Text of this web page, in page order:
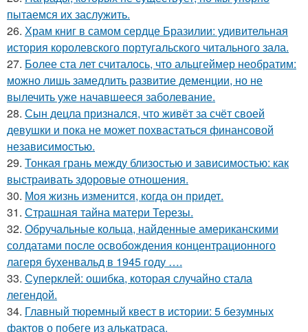
пытаемся их заслужить.
26. Храм книг в самом сердце Бразилии: удивительная
история королевского португальского читального зала.
27. Более ста лет считалось, что альцгеймер необратим:
можно лишь замедлить развитие деменции, но не
вылечить уже начавшееся заболевание.
28. Сын децла признался, что живёт за счёт своей
девушки и пока не может похвастаться финансовой
независимостью.
29. Тонкая грань между близостью и зависимостью: как
выстраивать здоровые отношения.
30. Моя жизнь изменится, когда он придет.
31. Страшная тайна матери Терезы.
32. Обручальные кольца, найденные американскими
солдатами после освобождения концентрационного
лагеря бухенвальд в 1945 году ….
33. Суперклей: ошибка, которая случайно стала
легендой.
34. Главный тюремный квест в истории: 5 безумных
фактов о побеге из алькатраса.